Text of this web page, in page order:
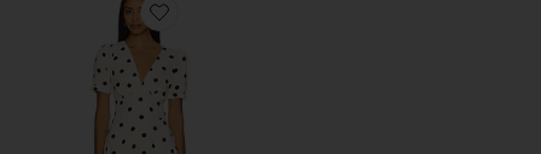
Favorite DEVIN 원피스